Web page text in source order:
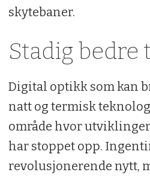
skytebaner.
Stadig bedre
Digital optikk som kan
natt og termisk
område hvor
har stoppet opp.
revolusjonerende nytt,